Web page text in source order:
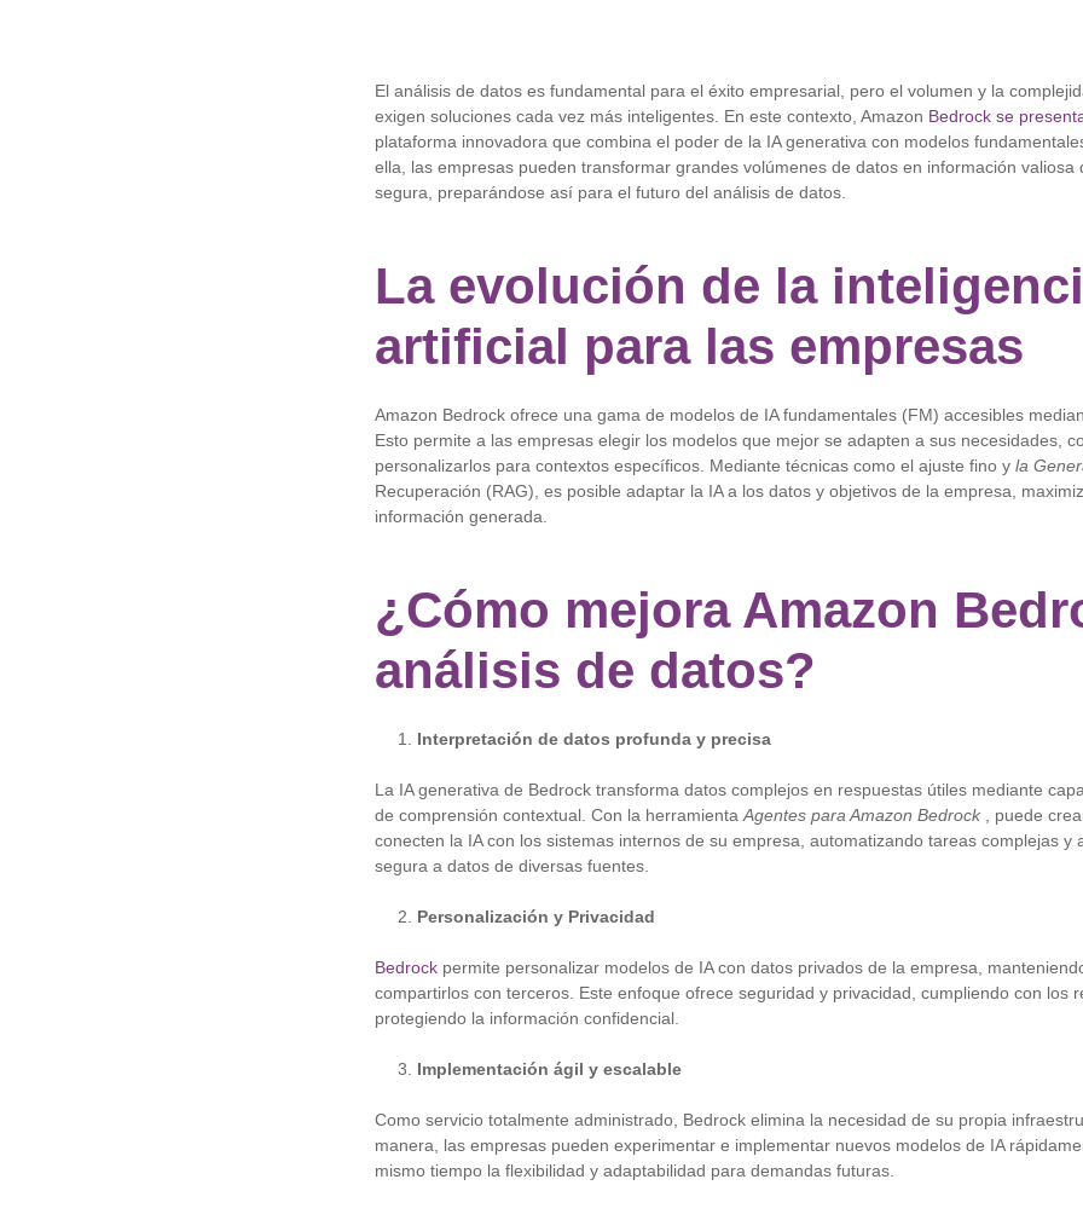
El análisis de datos es fundamental para el éxito empresarial, pero el volumen y la
exigen soluciones cada vez más inteligentes. En este contexto, Amazon Bedrock se
plataforma innovadora que combina el poder de la IA generativa con modelos
ella, las empresas pueden transformar grandes volúmenes de datos en información valiosa
segura, preparándose así para el futuro del análisis de datos.
La evolución de la
artificial para las empresas
Amazon Bedrock ofrece una gama de modelos de IA fundamentales (FM) accesibles
Esto permite a las empresas elegir los modelos que mejor se adapten a sus necesidades,
personalizarlos para contextos específicos. Mediante técnicas como el ajuste fino y la
Recuperación (RAG), es posible adaptar la IA a los datos y objetivos de la empresa,
información generada.
¿Cómo mejora Amazon
análisis de datos?
Interpretación de datos profunda y precisa
La IA generativa de Bedrock transforma datos complejos en respuestas útiles mediante
de comprensión contextual. Con la herramienta Agentes para Amazon Bedrock , puede
conecten la IA con los sistemas internos de su empresa, automatizando tareas complejas y
segura a datos de diversas fuentes.
Personalización y Privacidad
Bedrock permite personalizar modelos de IA con datos privados de la empresa,
compartirlos con terceros. Este enfoque ofrece seguridad y privacidad, cumpliendo con los
protegiendo la información confidencial.
Implementación ágil y escalable
Como servicio totalmente administrado, Bedrock elimina la necesidad de su propia
manera, las empresas pueden experimentar e implementar nuevos modelos de IA
mismo tiempo la flexibilidad y adaptabilidad para demandas futuras.